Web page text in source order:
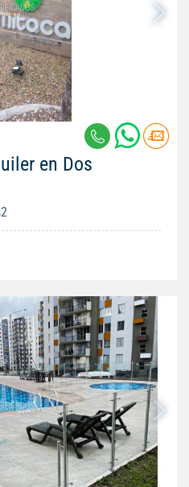
en Dos